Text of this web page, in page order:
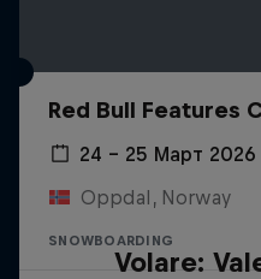
Red Bull Features
24 – 25 Март 2026
Oppdal, Norway
SNOWBOARDING
Volare: